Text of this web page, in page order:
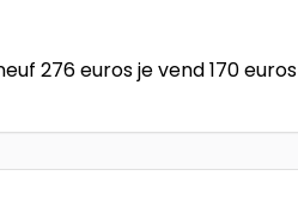
276 euros je vend 170 euros